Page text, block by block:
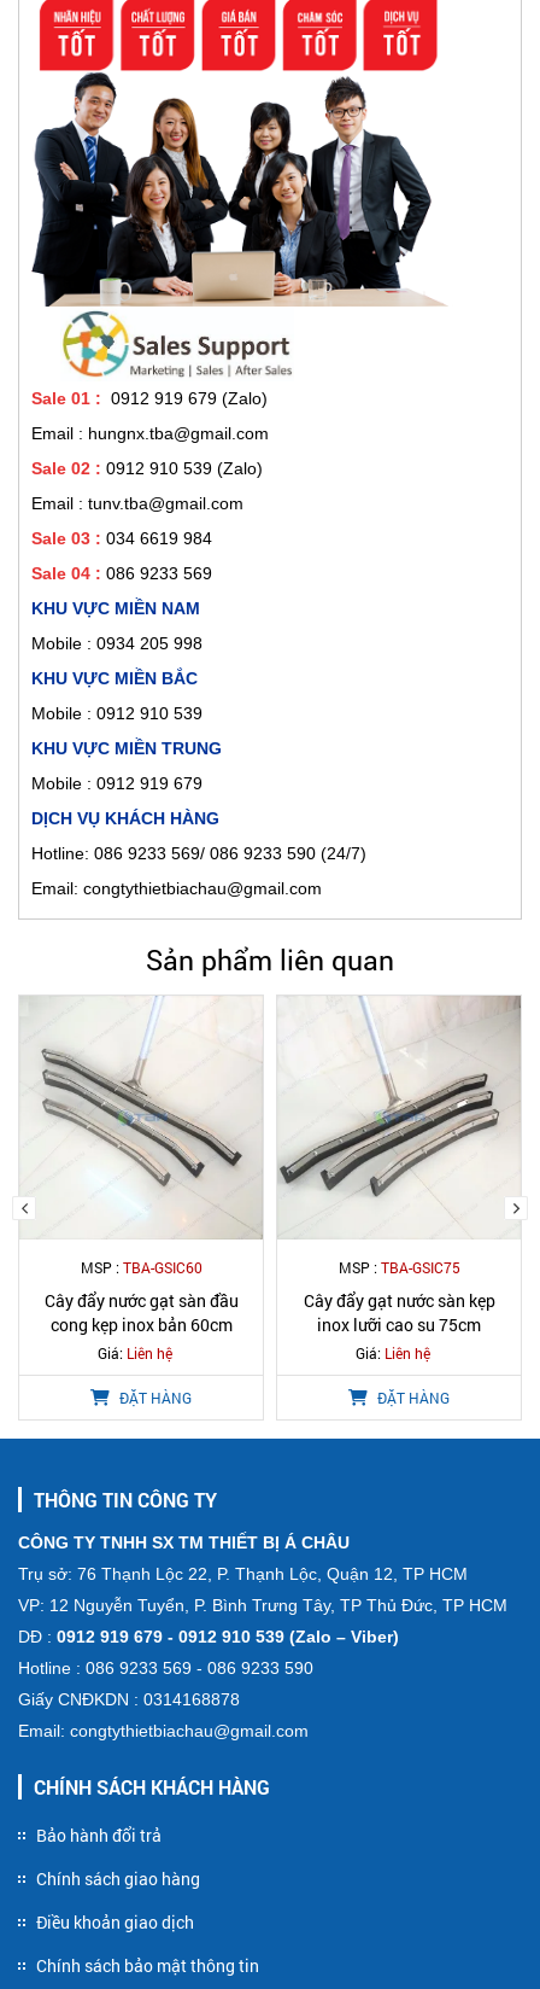
Sale 01 : 0912 919 679 (Zalo)
Email : hungnx.tba@gmail.com
Sale 02 : 0912 910 539 (Zalo)
Email : tunv.tba@gmail.com
Sale 03 : 034 6619 984
Sale 04 : 086 9233 569
KHU VỰC MIỀN NAM
Mobile : 0934 205 998
KHU VỰC MIỀN BẮC
Mobile : 0912 910 539
KHU VỰC MIỀN TRUNG
Mobile : 0912 919 679
DỊCH VỤ KHÁCH HÀNG
Hotline: 086 9233 569/ 086 9233 590 (24/7)
Email: congtythietbiachau@gmail.com
Sản phẩm liên quan
MSP :TBA-GSIC75
Cây đẩy gạt nước sàn kẹp
inox lưỡi cao su 75cm
Giá: Liên hệ
ĐẶT HÀNG
MSP :TBA-GSIN45
Cây đẩy gạt nước sàn kẹp
inox lưỡi cao su 45cm
Giá: Liên hệ
ĐẶT HÀNG
THÔNG TIN CÔNG TY
CÔNG TY TNHH SX TM THIẾT BỊ Á CHÂU
Trụ sở: 76 Thạnh Lộc 22, P. Thạnh Lộc, Quận 12, TP HCM
VP: 12 Nguyễn Tuyển, P. Bình Trưng Tây, TP Thủ Đức, TP HCM
DĐ : 0912 919 679 - 0912 910 539 (Zalo – Viber)
Hotline : 086 9233 569 - 086 9233 590
Giấy CNĐKDN : 0314168878
Email: congtythietbiachau@gmail.com
CHÍNH SÁCH KHÁCH HÀNG
Bảo hành đổi trả
Chính sách giao hàng
Điều khoản giao dịch
Chính sách bảo mật thông tin